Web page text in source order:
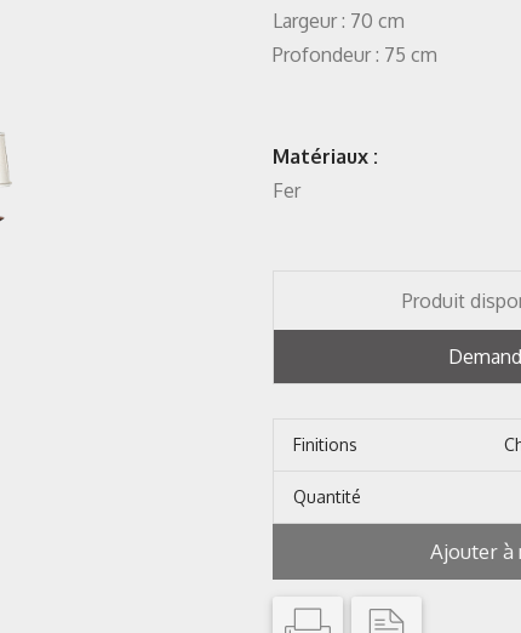
Largeur : 70 cm
Profondeur : 75 cm
Matériaux :
Fer
Produit
Finitions
Quantité
Ajouter à